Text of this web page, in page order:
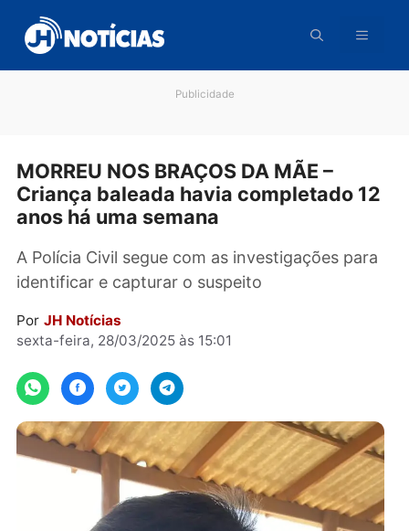
para
conteúdo
MORREU NOS BRAÇOS DA MÃE –
Criança baleada havia completado
A Polícia Civil segue com as investigações
identificar e capturar o suspeito
sexta-feira, 28/03/2025 às 15:01